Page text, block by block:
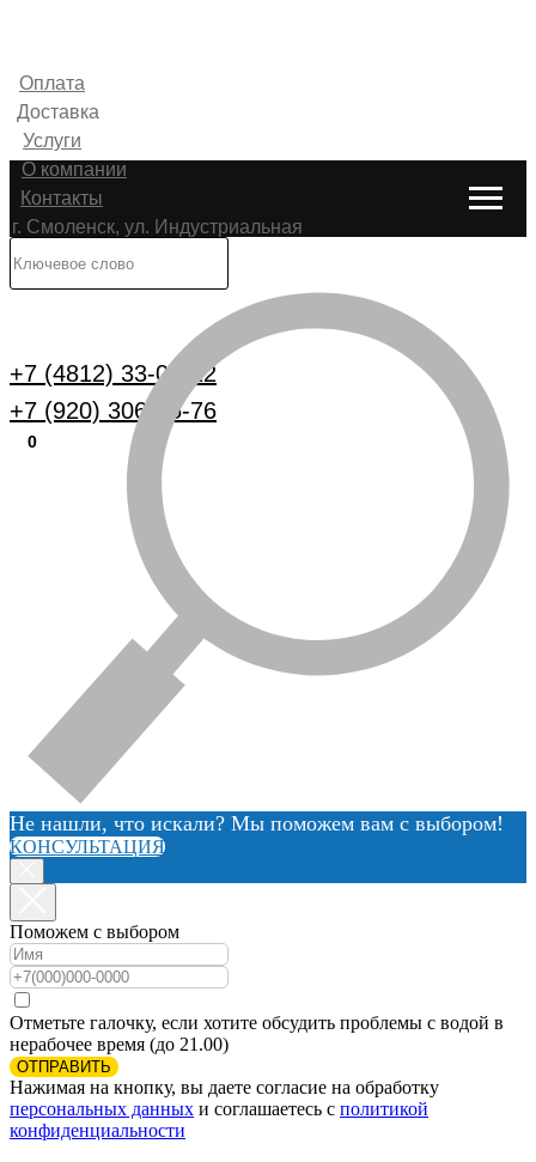
Оплата
Доставка
Услуги
О компании
Контакты
г. Смоленск, ул. Индустриальная
+7 (4812) 33-00-22
+7 (920) 306-25-76
0
Не нашли, что искали? Мы поможем вам с выбором!
КОНСУЛЬТАЦИЯ
Поможем с выбором
Отметьте галочку, если хотите обсудить проблемы с водой в
нерабочее время (до 21.00)
ОТПРАВИТЬ
Нажимая на кнопку, вы даете согласие на обработку
персональных данных и соглашаетесь c политикой
конфиденциальности